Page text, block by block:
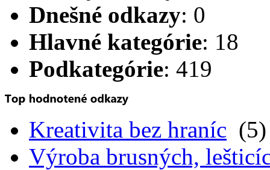
Dnešné odkazy: 0
Hlavné kategórie: 18
Podkategórie: 419
Kreativita bez hraníc (5)
Výroba brusných,